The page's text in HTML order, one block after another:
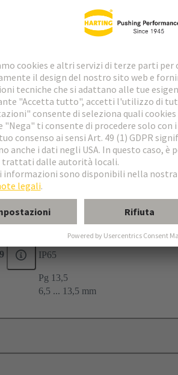
tagliata
IP65
Pg 13,5
6,5 ... 13,5 mm